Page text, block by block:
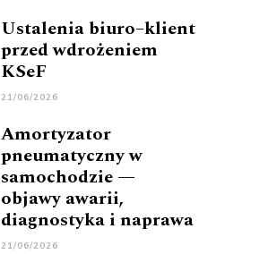
Ustalenia biuro–klient
przed wdrożeniem
KSeF
21/06/2026
Amortyzator
pneumatyczny w
samochodzie —
objawy awarii,
diagnostyka i naprawa
21/06/2026